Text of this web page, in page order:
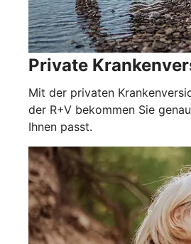
Private
Mit der privaten
der R+V bekommen Sie
Ihnen passt.